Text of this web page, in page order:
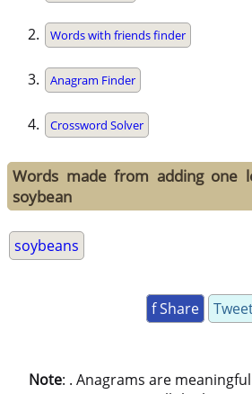
Words with friends finder
Anagram Finder
Crossword Solver
Words made from adding one
soybean
soybeans
f Share
Note: . Anagrams are